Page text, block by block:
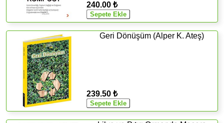
240.00 ₺
Geri Dönüşüm (Alper K. Ateş)
239.50 ₺